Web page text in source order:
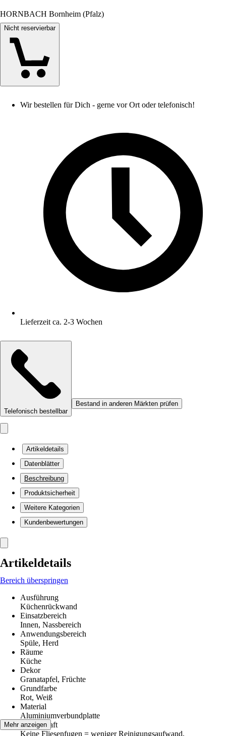
HORNBACH Bornheim (Pfalz)
Nicht reservierbar
Wir bestellen für Dich - gerne vor Ort oder telefonisch!
Lieferzeit ca. 2-3 Wochen
Telefonisch bestellbar
Bestand in anderen Märkten prüfen
Artikeldetails
Datenblätter
Beschreibung
Produktsicherheit
Weitere Kategorien
Kundenbewertungen
Artikeldetails
Bereich überspringen
Ausführung
Küchenrückwand
Einsatzbereich
Innen, Nassbereich
Anwendungsbereich
Spüle, Herd
Räume
Küche
Dekor
Granatapfel, Früchte
Grundfarbe
Rot, Weiß
Material
Aluminiumverbundplatte
Eigenschaft
Keine Fliesenfugen = weniger Reinigungsaufwand,
Mehr anzeigen